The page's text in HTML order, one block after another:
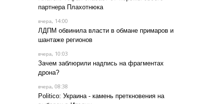
партнера Плахотнюка
вчера, 14:00
ЛДПМ обвинила власти в обмане примаров и
шантаже регионов
вчера, 10:03
Зачем заблюрили надпись на фрагментах
дрона?
вчера, 08:38
Politico: Украина - камень преткновения на